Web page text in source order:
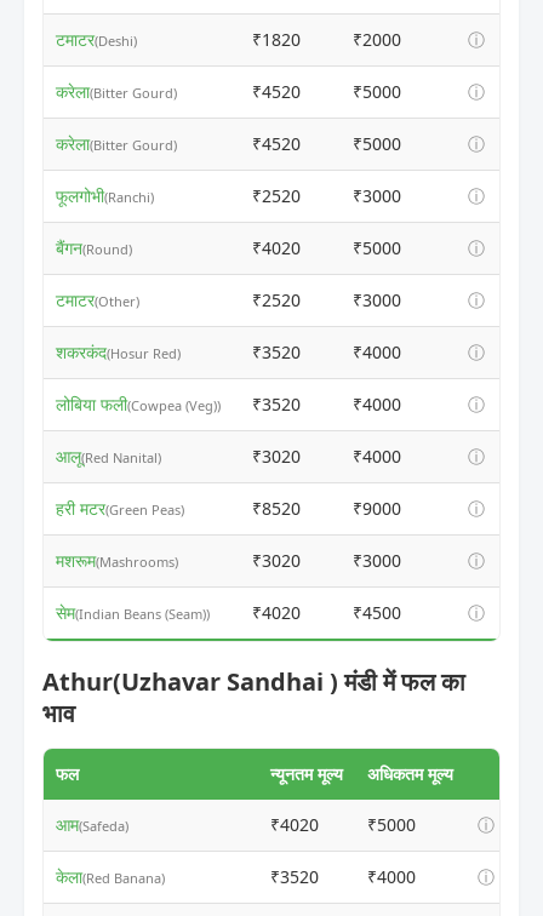
टमाटर(Deshi) ₹1820 ₹2000 ⓘ
करेला(Bitter Gourd) ₹4520 ₹5000 ⓘ
करेला(Bitter Gourd) ₹4520 ₹5000 ⓘ
फूलगोभी(Ranchi) ₹2520 ₹3000 ⓘ
बैंगन(Round) ₹4020 ₹5000 ⓘ
टमाटर(Other) ₹2520 ₹3000 ⓘ
शकरकंद(Hosur Red) ₹3520 ₹4000 ⓘ
लोबिया फली(Cowpea (Veg)) ₹3520 ₹4000 ⓘ
आलू(Red Nanital) ₹3020 ₹4000 ⓘ
हरी मटर(Green Peas) ₹8520 ₹9000 ⓘ
मशरूम(Mashrooms) ₹3020 ₹3000 ⓘ
सेम(Indian Beans (Seam)) ₹4020 ₹4500 ⓘ
Athur(Uzhavar Sandhai ) मंडी में फल का
भाव
फल न्यूनतम मूल्य अधिकतम मूल्य
आम(Safeda) ₹4020 ₹5000 ⓘ
केला(Red Banana) ₹3520 ₹4000 ⓘ